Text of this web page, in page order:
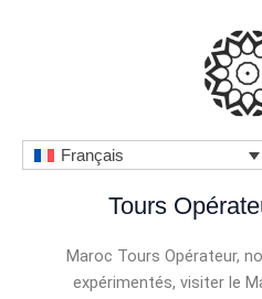
Français
Tours
Maroc Tours Opérateur,
expérimentés, visiter le